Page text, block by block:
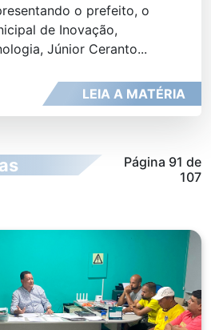
o prefeito, o
de Inovação,
Júnior Ceranto...
LEIA A MATÉRIA
Página 91 de
107